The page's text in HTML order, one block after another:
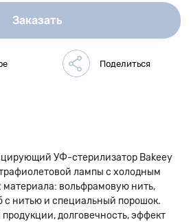
Заказать
УФ-стерилизатор Bakeey
лампы с холодным
материала: вольфрамовую нить,
с нитью и специальный порошок.
долговечность, эффект